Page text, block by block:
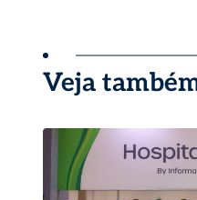
Veja